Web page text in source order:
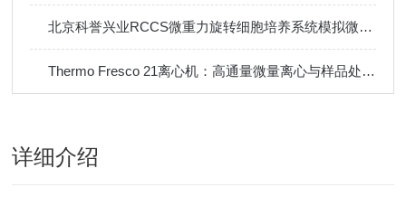
北京科誉兴业RCCS微重力旋转细胞培养系统模拟微重力环境下的液体行为探秘
Thermo Fresco 21离心机：高通量微量离心与样品处理的核心设备
详细介绍